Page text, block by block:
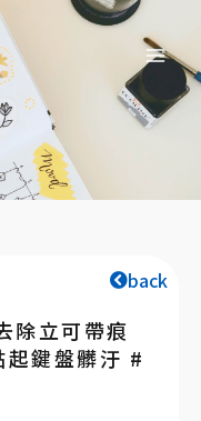
back
除立可帶痕
鍵盤髒汙 #